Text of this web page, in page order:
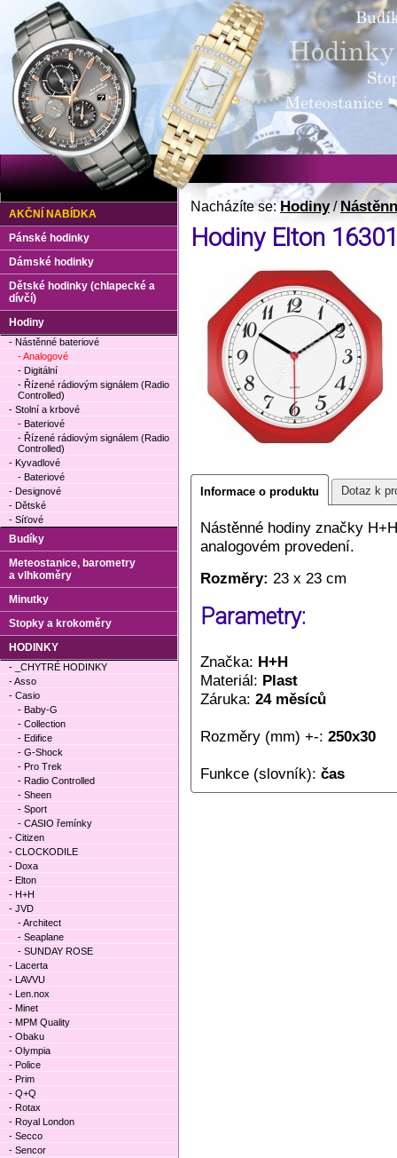
Nacházíte se:Hodiny/
Hodiny Elton
Informace o produktu Dotaz k
Nástěnné hodiny značky
analogovém provedení.
Rozměry: 23 x 23 cm
Parametry:
Značka: H+H
Materiál: Plast
Záruka: 24 měsíců
Rozměry (mm) +-: 250x30
Funkce (slovník): čas
AKČNÍ NABÍDKA
Pánské hodinky
Dámské hodinky
Dětské hodinky (chlapecké a
dívčí)
Hodiny
- Nástěnné bateriové
- Analogové
- Digitální
- Řízené rádiovým signálem (Radio
Controlled)
- Stolní a krbové
- Bateriové
- Řízené rádiovým signálem (Radio
Controlled)
- Kyvadlové
- Bateriové
- Designové
- Dětské
- Síťové
Budíky
Meteostanice, barometry
a vlhkoměry
Minutky
Stopky a krokoměry
HODINKY
- _CHYTRÉ HODINKY
- Asso
- Casio
- Baby-G
- Collection
- Edifice
- G-Shock
- Pro Trek
- Radio Controlled
- Sheen
- Sport
- CASIO řemínky
- Citizen
- CLOCKODILE
- Doxa
- Elton
- H+H
- JVD
- Architect
- Seaplane
- SUNDAY ROSE
- Lacerta
- LAVVU
- Len.nox
- Minet
- MPM Quality
- Obaku
- Olympia
- Police
- Prim
- Q+Q
- Rotax
- Royal London
- Secco
- Sencor